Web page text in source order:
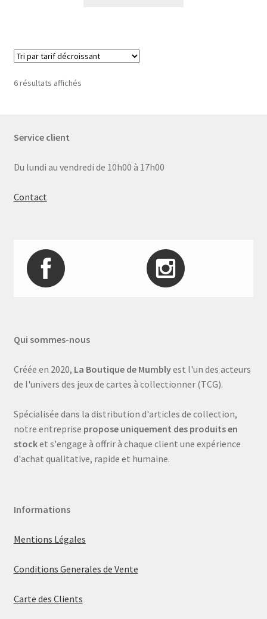
6 résultats affichésTrié
Service client
Du lundi au vendredi de 10h00 à 17h00
Contact
Qui sommes-nous
Créée en 2020, La Boutique de Mumblyest l'un des acteurs
de l'univers des jeux de cartes à collectionner (TCG).
Spécialisée dans la distribution d'articles de collection,
notre entreprise propose uniquement des produits en
stocket s'engage à offrir à chaque client une expérience
d'achat qualitative, rapide et humaine.
Informations
Mentions Légales
Conditions Generales de Vente
Carte des Clients